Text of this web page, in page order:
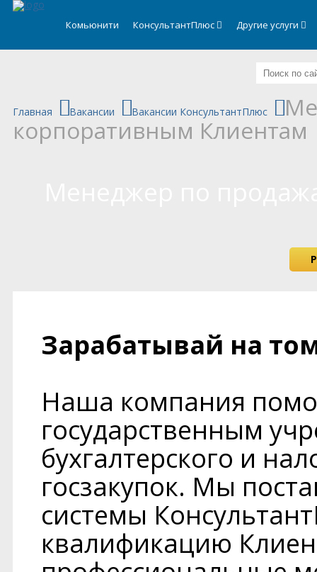
Комьюнити КонсультантПлюс Другие услуги
Главная Вакансии Вакансии КонсультантПлюс
корпоративным Клиентам
Зарабатывай на
Наша компания
государственным
бухгалтерского и
госзакупок. Мы
системы
квалификацию